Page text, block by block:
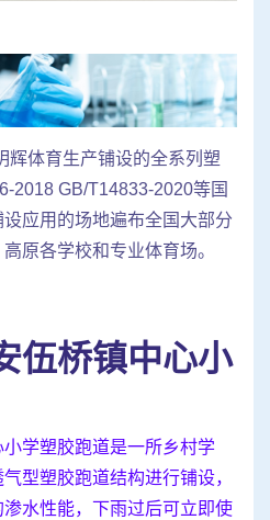
辉体育生产铺设的全系列塑
2018 GB/T14833-2020等国
应用的场地遍布全国大部分
原各学校和专业体育场。
伍桥镇中心小
学塑胶跑道是一所乡村学
型塑胶跑道结构进行铺设，
水性能，下雨过后可立即使